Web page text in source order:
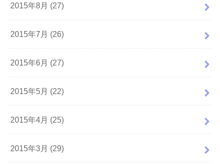
2015年8月 (27)
2015年7月 (26)
2015年6月 (27)
2015年5月 (22)
2015年4月 (25)
2015年3月 (29)